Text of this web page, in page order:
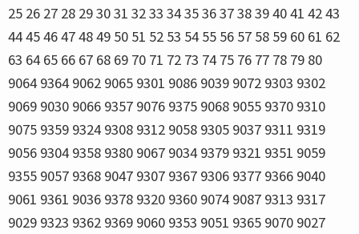
25 26 27 28 29 30 31 32 33 34 35 36 37 38 39 40 41 42 43
44 45 46 47 48 49 50 51 52 53 54 55 56 57 58 59 60 61 62
63 64 65 66 67 68 69 70 71 72 73 74 75 76 77 78 79 80
9064 9364 9062 9065 9301 9086 9039 9072 9303 9302
9069 9030 9066 9357 9076 9375 9068 9055 9370 9310
9075 9359 9324 9308 9312 9058 9305 9037 9311 9319
9056 9304 9358 9380 9067 9034 9379 9321 9351 9059
9355 9057 9368 9047 9307 9367 9306 9377 9366 9040
9061 9361 9036 9378 9320 9360 9074 9087 9313 9317
9029 9323 9362 9369 9060 9353 9051 9365 9070 9027